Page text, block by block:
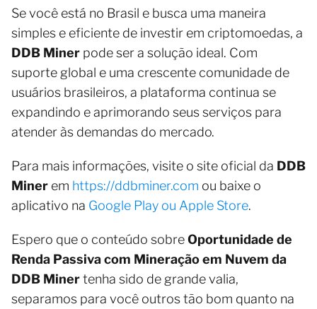
Se você está no Brasil e busca uma maneira
simples e eficiente de investir em criptomoedas, a
DDB Miner pode ser a solução ideal. Com
suporte global e uma crescente comunidade de
usuários brasileiros, a plataforma continua se
expandindo e aprimorando seus serviços para
atender às demandas do mercado.
Para mais informações, visite o site oficial da DDB
Miner em https://ddbminer.com ou baixe o
aplicativo na Google Play ou Apple Store.
Espero que o conteúdo sobreOportunidade de
Renda Passiva com Mineração em Nuvem da
DDB Minertenha sido de grande valia,
separamos para você outros tão bom quanto na